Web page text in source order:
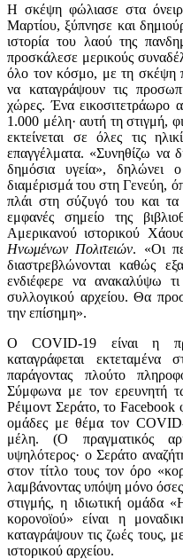
Η σκέψη φώλιασε στα
Μαρτίου, ξύπνησε και
ιστορία του λαού της
προσκάλεσε μερικούς
όλο τον κόσμο, με τη σκέψη
να καταγράψουν τις
χώρες. Ένα εικοσιτετράωρο
1.000 μέλη· αυτή τη στιγμή,
εκτείνεται σε όλες τις
επαγγέλματα. «Συνηθίζω να
δημόσια υγεία»,
διαμέρισμά του στη Γενεύη,
πλάι στη σύζυγό του και
εμφανές σημείο της
Αμερικανού ιστορικού
Ηνωμένων Πολιτειών. «Οι
διαστρεβλώνονται καθώς
ενδιέφερε να ανακαλύψω
συλλογικού αρχείου. Θα
την επίσημη».
Ο COVID-19 είναι η
καταγράφεται εκτεταμένα
παράγοντας πλούτο
Σύμφωνα με τον ερευνητή
Ρέιμοντ Σεράτο, το Facebook
ομάδες με θέμα τον
μέλη. (Ο πραγματικός
υψηλότερος· ο Σεράτο
στον τίτλο τους τον όρο
λαμβάνοντας υπόψη μόνο
στιγμής, η ιδιωτική ομάδα
κορονοϊού» είναι η
καταγράψουν τις ζωές τους,
ιστορικού αρχείου.